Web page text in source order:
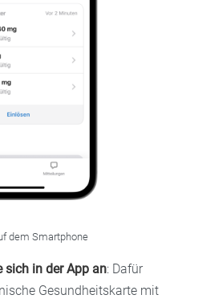
dem Smartphone
sich in der App an: Dafür
Gesundheitskarte mit